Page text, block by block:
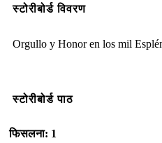
स्टोरीबोर्ड विवरण
Orgullo y Honor en los mil
स्टोरीबोर्ड पाठ
फिसलना: 1